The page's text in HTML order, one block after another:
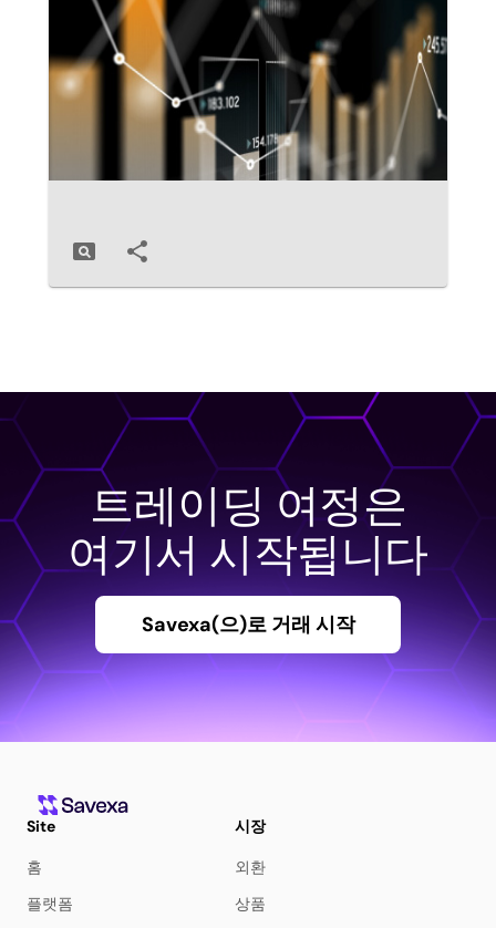
트레이딩 여정은
여기서 시작됩니다
Savexa(으)로 거래 시작
Site
홈
플랫폼
시장
외환
상품